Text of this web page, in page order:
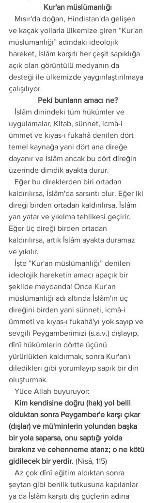
Kur'an müslümanlığı
ve kaçak yollarla ülkemize giren “Kur'an
müslümanlığı” adındaki ideolojik
hareket, İslâm karşıtı her çeşit sapıklığa
açık olan görüntülü medyanın da
desteği ile ülkemizde yaygınlaştırılmaya
çalışılıyor.
Peki bunların amacı ne?
uygulamalar, Kitab, sünnet, icmâ-i
ümmet ve kıyas-ı fukahâ denilen dört
temel kaynağa yani dört ana direğe
dayanır ve İslâm ancak bu dört direğin
üzerinde dimdik ayakta durur.
kaldırılırsa, İslâm'da sarsıntı olur. Eğer iki
direği birden ortadan kaldırılırsa, İslâm
yan yatar ve yıkılma tehlikesi geçirir.
Eğer üç direği birden ortadan
kaldırılırsa, artık İslâm ayakta duramaz
ve yıkılır.
ideolojik hareketin amacı apaçık bir
şekilde meydanda! Önce Kur'an
müslümanlığı adı altında İslâm'ın üç
direğini birden yani sünneti, icmâ-i
ümmeti ve kıyas-ı fukahâ'yı yok sayıp ve
sevgili Peygamberimizi (s.a.v.) dışlayıp,
dînî hükümlerin dörtte üçünü
yürürlükten kaldırmak, sonra Kur'an'ı
diledikleri gibi yorumlayıp sapık bir din
oluşturmak.
   Yüce Allah buyuruyor:
olduktan sonra Peygamber'e karşı çıkar
(dışlar) ve mü'minlerin yolundan başka
bir yola saparsa, onu saptığı yolda
bırakırız ve cehenneme atarız; o ne kötü
gidilecek bir yerdir. (Nisâ, 115)
şeytan gibi benlik tutkusuna kapılanlar
ya da İslâm karşıtı dış güçlerin adına